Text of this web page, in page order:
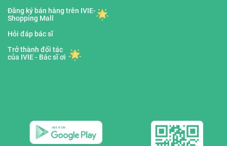
Đăng ký bán hàng trên IVIE-
Shopping Mall
Hỏi đáp bác sĩ
Trở thành đối tác
của IVIE - Bác sĩ ơi